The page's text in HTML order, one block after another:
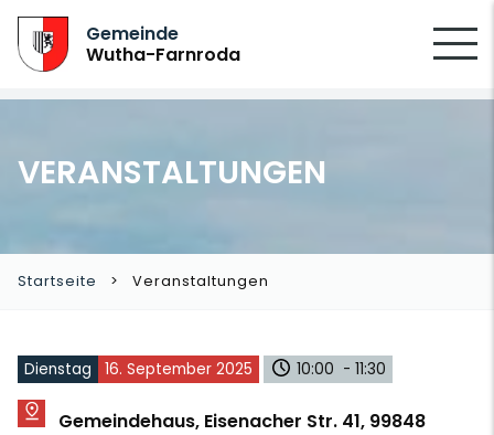
Gemeinde
Wutha-Farnroda
VERANSTALTUNGEN
Startseite Veranstaltungen
Dienstag 16. September 2025 10:00 - 11:30
Gemeindehaus, Eisenacher Str. 41, 99848